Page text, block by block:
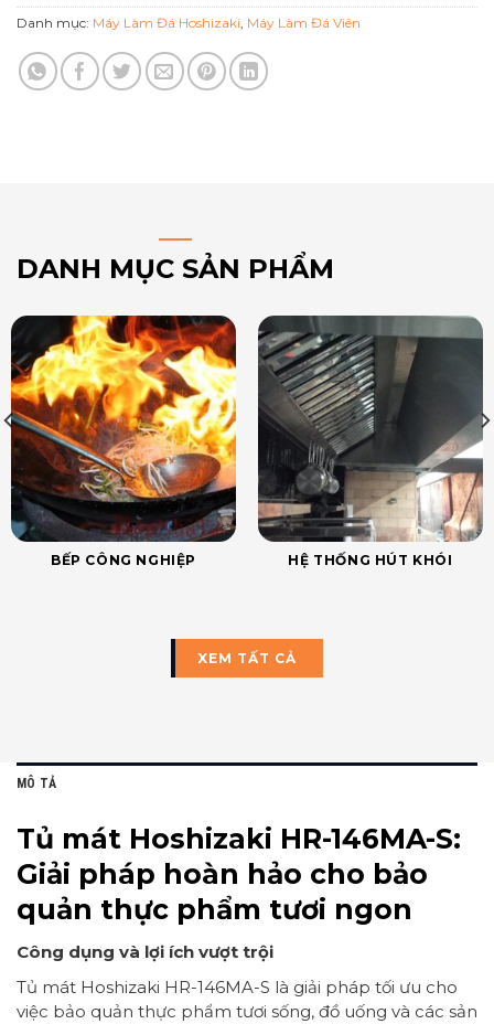
Danh mục: Máy Làm Đá Hoshizaki Máy Làm Đá Viên
DANH MỤC SẢN PHẨM
BẾP CÔNG NGHIỆP HỆ THỐNG HÚT KHÓI
XEM TẤT CẢ
MÔ TẢ
Tủ mát Hoshizaki HR-146MA-S:
Giải pháp hoàn hảo cho bảo
quản thực phẩm tươi ngon
Công dụng và lợi ích vượt trội
Tủ mát Hoshizaki HR-146MA-S là giải pháp tối ưu cho
việc bảo quản thực phẩm tươi sống, đồ uống và các sản